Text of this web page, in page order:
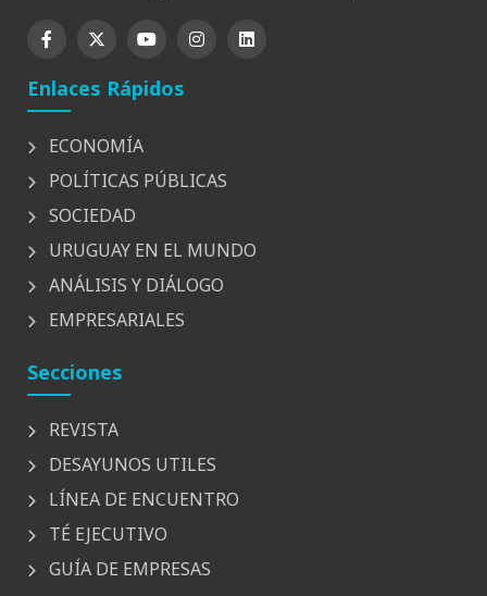
Enlaces Rápidos
ECONOMÍA
POLÍTICAS PÚBLICAS
SOCIEDAD
URUGUAY EN EL MUNDO
ANÁLISIS Y DIÁLOGO
EMPRESARIALES
Secciones
REVISTA
DESAYUNOS UTILES
LÍNEA DE ENCUENTRO
TÉ EJECUTIVO
GUÍA DE EMPRESAS